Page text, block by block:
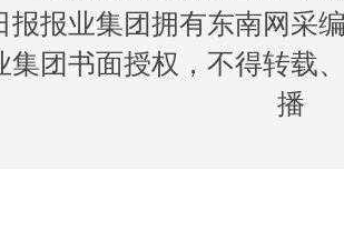
报报业集团拥有东南网采
集团书面授权，不得转载
播